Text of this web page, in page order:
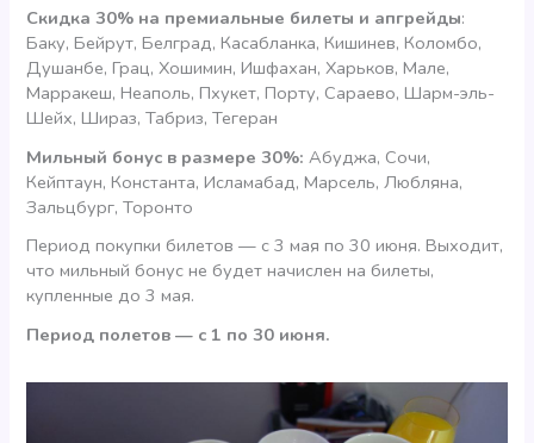
Скидка 30% на премиальные билеты и апгрейды:
Баку, Бейрут, Белград, Касабланка, Кишинев, Коломбо,
Душанбе, Грац, Хошимин, Ишфахан, Харьков, Мале,
Марракеш, Неаполь, Пхукет, Порту, Сараево, Шарм-эль-
Шейх, Шираз, Табриз, Тегеран
Мильный бонус в размере 30%: Абуджа, Сочи,
Кейптаун, Константа, Исламабад, Марсель, Любляна,
Зальцбург, Торонто
Период покупки билетов — с 3 мая по 30 июня. Выходит,
что мильный бонус не будет начислен на билеты,
купленные до 3 мая.
Период полетов — с 1 по 30 июня.